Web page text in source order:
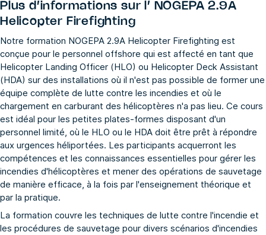
Plus d’informations sur l’ NOGEPA 2.9A
Helicopter Firefighting
Notre formation NOGEPA 2.9A Helicopter Firefighting est
conçue pour le personnel offshore qui est affecté en tant que
Helicopter Landing Officer (HLO) ou Helicopter Deck Assistant
(HDA) sur des installations où il n'est pas possible de former une
équipe complète de lutte contre les incendies et où le
chargement en carburant des hélicoptères n'a pas lieu. Ce cours
est idéal pour les petites plates-formes disposant d'un
personnel limité, où le HLO ou le HDA doit être prêt à répondre
aux urgences héliportées. Les participants acquerront les
compétences et les connaissances essentielles pour gérer les
incendies d'hélicoptères et mener des opérations de sauvetage
de manière efficace, à la fois par l'enseignement théorique et
par la pratique.
La formation couvre les techniques de lutte contre l'incendie et
les procédures de sauvetage pour divers scénarios d'incendies